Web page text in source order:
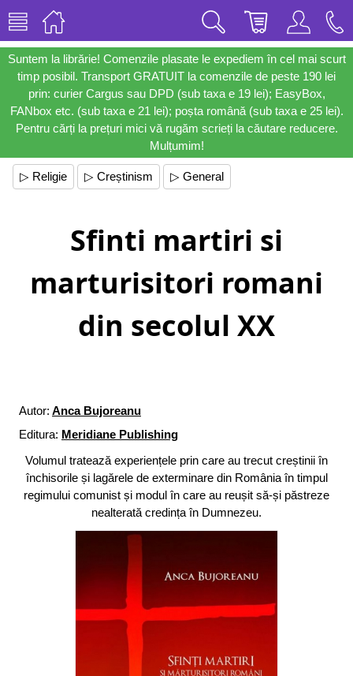
Suntem la librărie! Comenzile plasate le expediem în cel mai scurt
timp posibil. Transport GRATUIT la comenzile de peste 190 lei
prin: curier Cargus sau DPD (sub taxa e 19 lei); EasyBox,
FANbox etc. (sub taxa e 21 lei); poșta română (sub taxa e 25 lei).
Pentru cărți la prețuri mici vă rugăm scrieți la căutare reducere.
Mulțumim!
▷ Religie ▷ Creștinism ▷ General
Sfinti martiri si
marturisitori romani
din secolul XX
Autor: Anca Bujoreanu
Editura: Meridiane Publishing
Volumul tratează experiențele prin care au trecut creștinii în
închisorile și lagărele de exterminare din România în timpul
regimului comunist și modul în care au reușit să-și păstreze
nealterată credința în Dumnezeu.